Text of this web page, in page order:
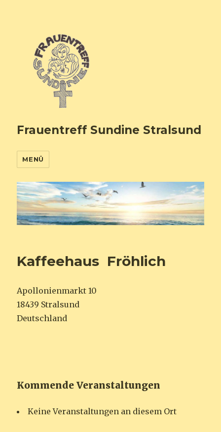
Frauentreff Sundine Stralsund
MENÜ
Kaffeehaus Fröhlich
Apollonienmarkt 10
18439 Stralsund
Deutschland
Kommende Veranstaltungen
Keine Veranstaltungen an diesem Ort